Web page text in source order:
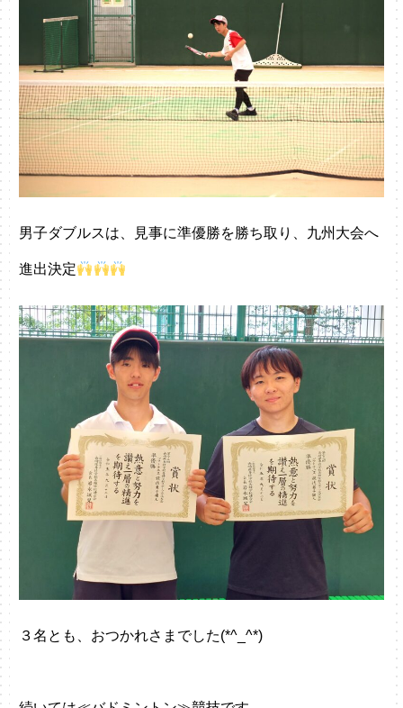
男子ダブルスは、見事に準優勝を勝ち取り、九州大会へ
進出決定
３名とも、おつかれさまでした(*^_^*)